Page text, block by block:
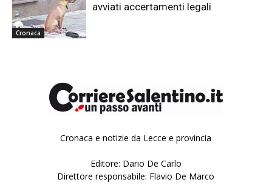
Cronaca
avviati accertamenti legali
Cronaca e notizie da Lecce e provincia
Editore: Dario De Carlo
Direttore responsabile: Flavio De Marco